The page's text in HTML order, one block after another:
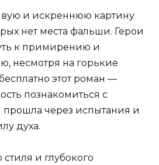
и искреннюю картину
нет места фальши. Герои
к примирению и
несмотря на горькие
этот роман —
познакомиться с
прошла через испытания и
духа.
и глубокого